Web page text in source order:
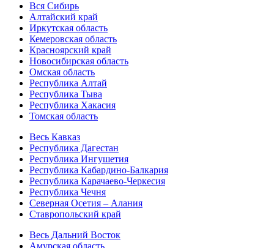
Вся Сибирь
Алтайский край
Иркутская область
Кемеровская область
Красноярский край
Новосибирская область
Омская область
Республика Алтай
Республика Тыва
Республика Хакасия
Томская область
Весь Кавказ
Республика Дагестан
Республика Ингушетия
Республика Кабардино-Балкария
Республика Карачаево-Черкесия
Республика Чечня
Северная Осетия – Алания
Ставропольский край
Весь Дальний Восток
Амурская область